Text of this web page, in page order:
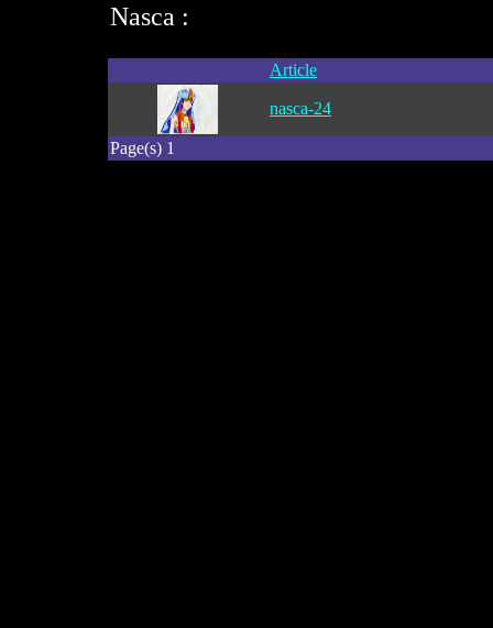
Nasca :
Article
nasca-24
Page(s) 1